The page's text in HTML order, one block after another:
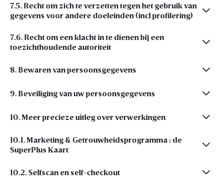
7.5. Recht om zich te verzetten tegen het gebruik van
gegevens voor andere doeleinden (incl profilering)
7.6. Recht om een klacht in te dienen bij een
toezichthoudende autoriteit
8. Bewaren van persoonsgegevens
9. Beveiliging van uw persoonsgegevens
10. Meer precieze uitleg over verwerkingen
10.1. Marketing & Getrouwheidsprogramma : de
SuperPlus Kaart
10.2. Selfscan en self-checkout